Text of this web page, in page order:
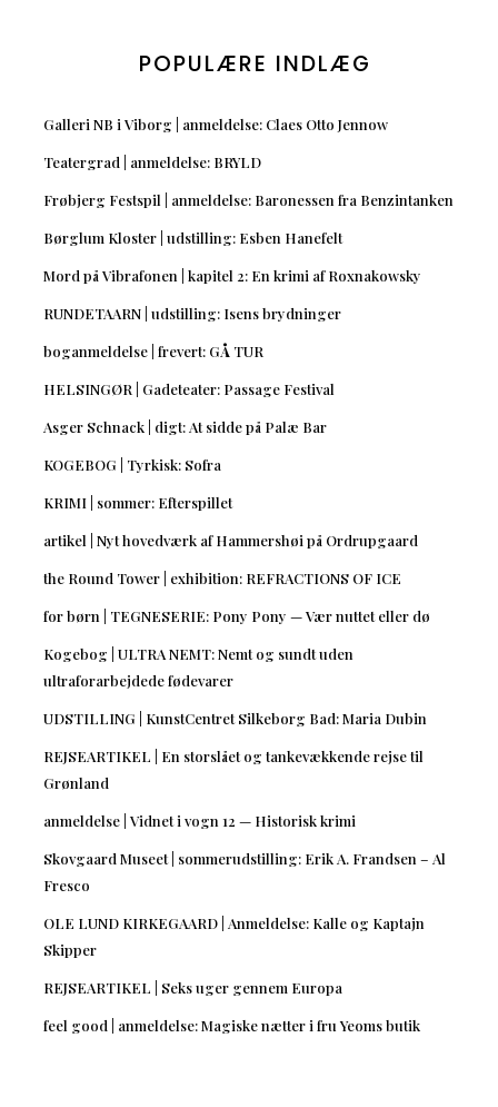
POPULÆRE INDLÆG
Galleri NB i Viborg | anmeldelse: Claes Otto Jennow
Teatergrad | anmeldelse: BRYLD
Frøbjerg Festspil | anmeldelse: Baronessen fra Benzintanken
Børglum Kloster | udstilling: Esben Hanefelt
Mord på Vibrafonen | kapitel 2: En krimi af Roxnakowsky
RUNDETAARN | udstilling: Isens brydninger
boganmeldelse | frevert: GÅ TUR
HELSINGØR | Gadeteater: Passage Festival
Asger Schnack | digt: At sidde på Palæ Bar
KOGEBOG | Tyrkisk: Sofra
KRIMI | sommer: Efterspillet
artikel | Nyt hovedværk af Hammershøi på Ordrupgaard
the Round Tower | exhibition: REFRACTIONS OF ICE
for børn | TEGNESERIE: Pony Pony — Vær nuttet eller dø
Kogebog | ULTRA NEMT: Nemt og sundt uden
ultraforarbejdede fødevarer
UDSTILLING | KunstCentret Silkeborg Bad: Maria Dubin
REJSEARTIKEL | En storslået og tankevækkende rejse til
Grønland
anmeldelse | Vidnet i vogn 12 — Historisk krimi
Skovgaard Museet | sommerudstilling: Erik A. Frandsen – Al
Fresco
OLE LUND KIRKEGAARD | Anmeldelse: Kalle og Kaptajn
Skipper
REJSEARTIKEL | Seks uger gennem Europa
feel good | anmeldelse: Magiske nætter i fru Yeoms butik